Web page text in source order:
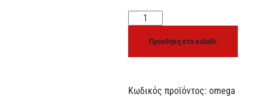
Προσθήκη στο καλάθι
Κωδικός προϊόντος: omega